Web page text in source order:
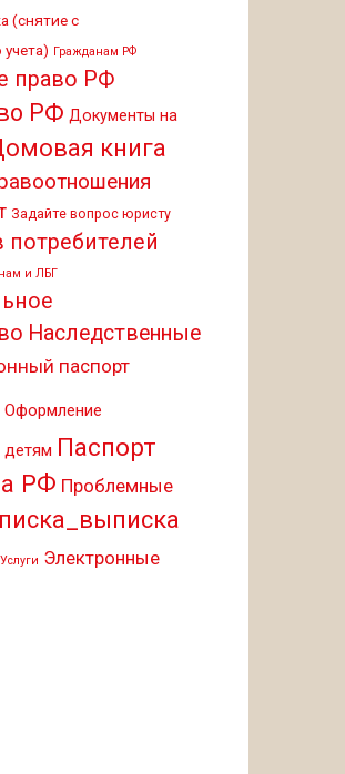
(снятие с
Гражданам РФ
право РФ
РФ Документы на
книга
Задайте вопрос юристу
потребителей
и ЛБГ
Наследственные
паспорт
Оформление
Паспорт
РФ Проблемные
Услуги Электронные